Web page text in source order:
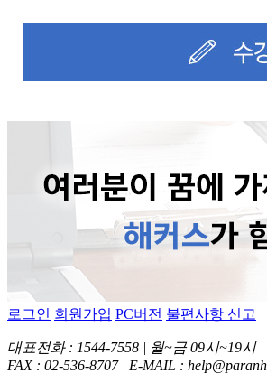
로그인 회원가입 PC버전 불편사항 신고
대표전화 : 1544-7558 | 월~금 09시~19시
FAX : 02-536-8707 | E-MAIL :